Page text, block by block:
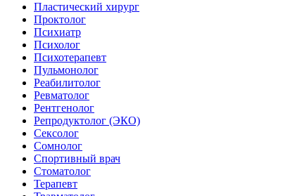
Пластический хирург
Проктолог
Психиатр
Психолог
Психотерапевт
Пульмонолог
Реабилитолог
Ревматолог
Рентгенолог
Репродуктолог (ЭКО)
Сексолог
Сомнолог
Спортивный врач
Стоматолог
Терапевт